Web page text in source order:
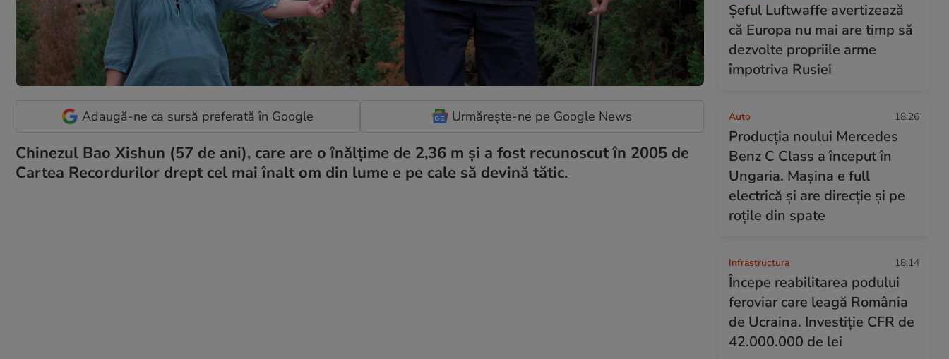
Adaugă-ne ca sursă preferată în Google Urmărește-ne pe Google News
Chinezul Bao Xishun (57 de ani), care are o înălţime de 2,36 m şi a fost recunoscut în 2005 de
Cartea Recordurilor drept cel mai înalt om din lume e pe cale să devină tătic.
Șeful Luftwaffe avertizează
că Europa nu mai are timp să
dezvolte propriile arme
împotriva Rusiei
Auto 18:26
Producția noului Mercedes
Benz C Class a început în
Ungaria. Mașina e full
electrică și are direcție și pe
roțile din spate
Infrastructura 18:14
Începe reabilitarea podului
feroviar care leagă România
de Ucraina. Investiție CFR de
42.000.000 de lei